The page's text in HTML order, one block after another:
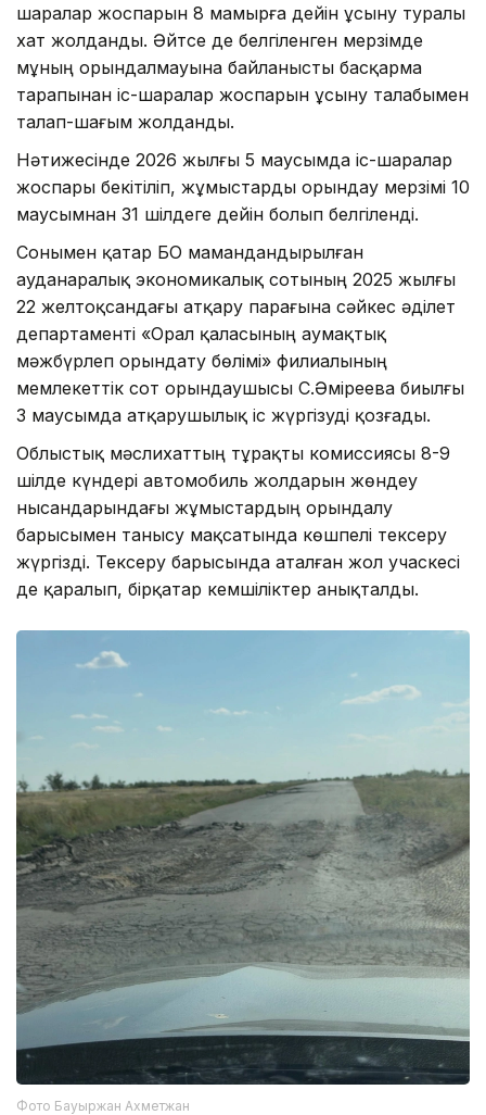
шаралар жоспарын 8 мамырға дейін ұсыну туралы
хат жолданды. Әйтсе де белгіленген мерзімде
мұның орындалмауына байланысты басқарма
тарапынан іс-шаралар жоспарын ұсыну талабымен
талап-шағым жолданды.
Нәтижесінде 2026 жылғы 5 маусымда іс-шаралар
жоспары бекітіліп, жұмыстарды орындау мерзімі 10
маусымнан 31 шілдеге дейін болып белгіленді.
Сонымен қатар БҚО мамандандырылған
ауданаралық экономикалық сотының 2025 жылғы
22 желтоқсандағы атқару парағына сәйкес әділет
департаменті «Орал қаласының аумақтық
мәжбүрлеп орындату бөлімі» филиалының
мемлекеттік сот орындаушысы С.Әміреева биылғы
3 маусымда атқарушылық іс жүргізуді қозғады.
Облыстық мәслихаттың тұрақты комиссиясы 8-9
шілде күндері автомобиль жолдарын жөндеу
нысандарындағы жұмыстардың орындалу
барысымен танысу мақсатында көшпелі тексеру
жүргізді. Тексеру барысында аталған жол учаскесі
де қаралып, бірқатар кемшіліктер анықталды.
Фото Бауыржан Ахметжан